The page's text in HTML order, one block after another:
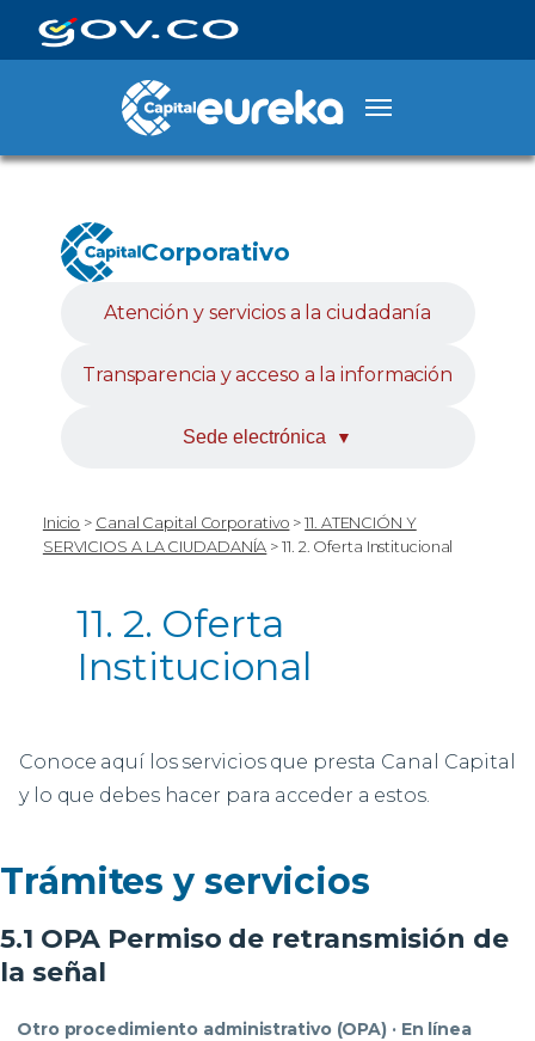
Corporativo
Atención y servicios a la ciudadanía
Transparencia y acceso a la información
Sede electrónica ▼
Inicio > Canal Capital Corporativo >11. ATENCIÓN Y
SERVICIOS A LA CIUDADANÍA >11. 2. Oferta Institucional
11. 2. Oferta
Institucional
Conoce aquí los servicios que presta Canal Capital
y lo que debes hacer para acceder a estos.
Trámites y servicios
5.1 OPA Permiso de retransmisión de
la señal
Otro procedimiento administrativo (OPA) · En línea